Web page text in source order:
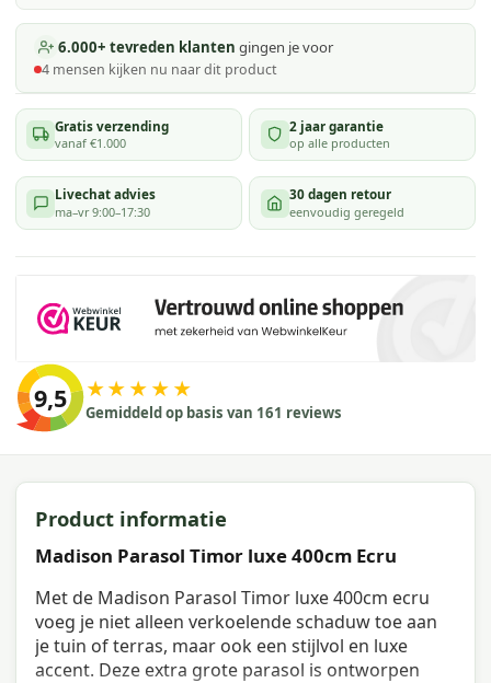
6.000+ tevreden klanten gingen je voor
4 mensen kijken nu naar dit product
Gratis verzending
vanaf €1.000
2 jaar garantie
op alle producten
Livechat advies
ma–vr 9:00–17:30
30 dagen retour
eenvoudig geregeld
9,5 ★★★★★
Gemiddeld op basis van 161 reviews
Product informatie
Madison Parasol Timor luxe 400cm Ecru
Met de Madison Parasol Timor luxe 400cm ecru
voeg je niet alleen verkoelende schaduw toe aan
je tuin of terras, maar ook een stijlvol en luxe
accent. Deze extra grote parasol is ontworpen